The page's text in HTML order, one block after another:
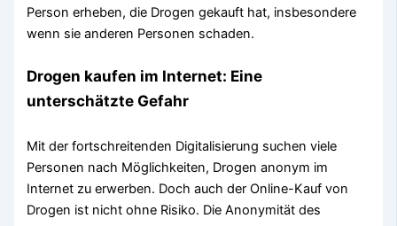
Person erheben, die Drogen gekauft hat, insbesondere
wenn sie anderen Personen schaden.
Drogen kaufen im Internet: Eine
unterschätzte Gefahr
Mit der fortschreitenden Digitalisierung suchen viele
Personen nach Möglichkeiten, Drogen anonym im
Internet zu erwerben. Doch auch der Online-Kauf von
Drogen ist nicht ohne Risiko. Die Anonymität des